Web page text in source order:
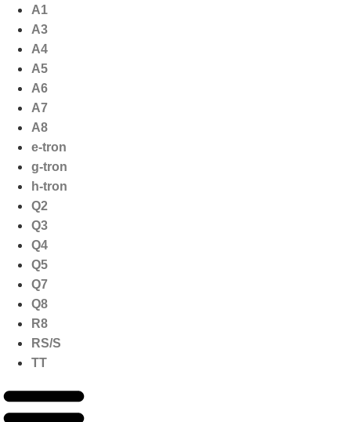
naar
inhoud
A1
A3
A4
A5
A6
A7
A8
e-tron
g-tron
h-tron
Q2
Q3
Q4
Q5
Q7
Q8
R8
RS/S
TT